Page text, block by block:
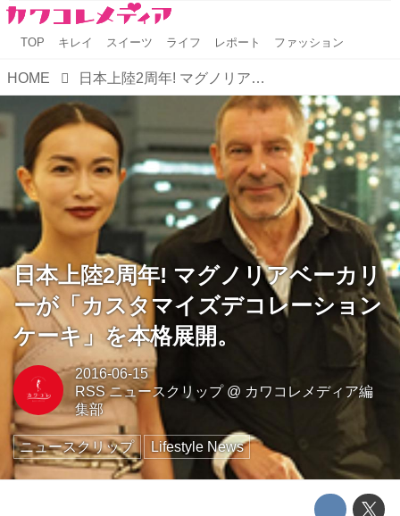
TOP キレイ スイーツ ライフ レポート ファッション
HOME 日本上陸2周年! マグノリアベーカリーが「カスタマイズデコレーションケーキ」を本格展開。
日本上陸2周年! マグノリアベーカリ
ーが「カスタマイズデコレーション
ケーキ」を本格展開。
2016-06-15
RSS ニュースクリップ@ カワコレメディア編
集部
ニュースクリップ Lifestyle News